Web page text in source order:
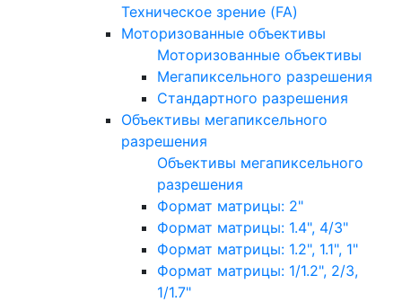
Техническое зрение (FA)
Моторизованные объективы
Моторизованные объективы
Мегапиксельного разрешения
Стандартного разрешения
Объективы мегапиксельного
разрешения
Объективы мегапиксельного
разрешения
Формат матрицы: 2"
Формат матрицы: 1.4", 4/3"
Формат матрицы: 1.2", 1.1", 1"
Формат матрицы: 1/1.2", 2/3,
1/1.7"